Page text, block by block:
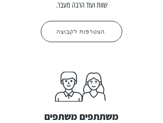
שוות ועוד הרבה מעבר.
הצטרפות לקבוצה
משתתפים משתפים